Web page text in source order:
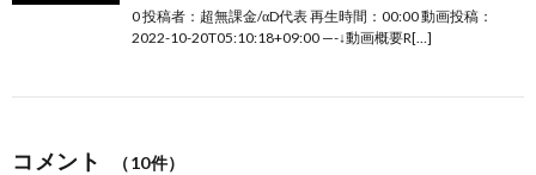
0 投稿者：超無課金/αD代表 再生時間：00:00 動画投稿：
2022-10-20T05:10:18+09:00 —-↓動画概要R[…]
コメント （10件）